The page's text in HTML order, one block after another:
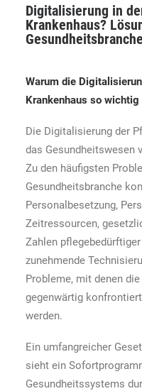
Digitalisierung in
Krankenhaus?
Gesundheitsbranche
Warum die
Krankenhaus so
Die Digitalisierung der
das Gesundheitswesen
Zu den häufigsten
Gesundheitsbranche
Personalbesetzung,
Zeitressourcen,
Zahlen
zunehmende
Probleme, mit denen
gegenwärtig
werden.
Ein umfangreicher
sieht ein
Gesundheitssystems